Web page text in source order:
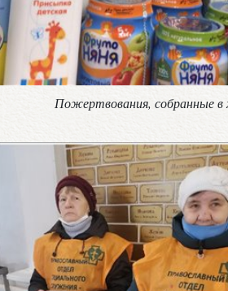
Пожертвования, собранные в